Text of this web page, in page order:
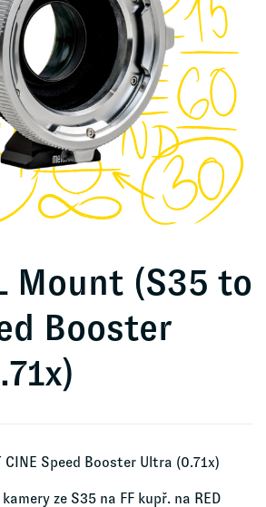
Mount (S35 to
Booster
CINE Speed Booster Ultra (0.71x)
ze S35 na FF kupř. na RED